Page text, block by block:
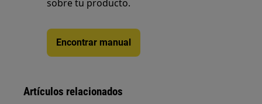
sobre tu producto.
Encontrar manual
Artículos relacionados